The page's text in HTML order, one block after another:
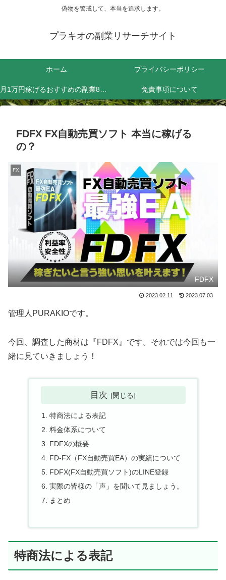
偽物を警戒して、本当を追求します。
プラキオの副業リサーチサイト
ホーム プライバシーポリシー
月1万円稼げるおすすめの副業8選！効率よく稼ぐためにやるべきことは？ 免責事項について
FDFX FX自動売買ソフト 本当に稼げる
の？
FX
FDFX
2023.02.11 2023.07.03
管理人PURAKIOです。
今回、調査した商材は『FDFX』です。それでは今回も一
緒に見ていきましょう！
目次
特商法による表記
料金体系について
FDFXの概要
FD-FX（FX自動売買EA）の実績について
FDFX(FX自動売買ソフト)のLINE登録
実際の皆様の「声」を聞いて見ましょう。
まとめ
特商法による表記